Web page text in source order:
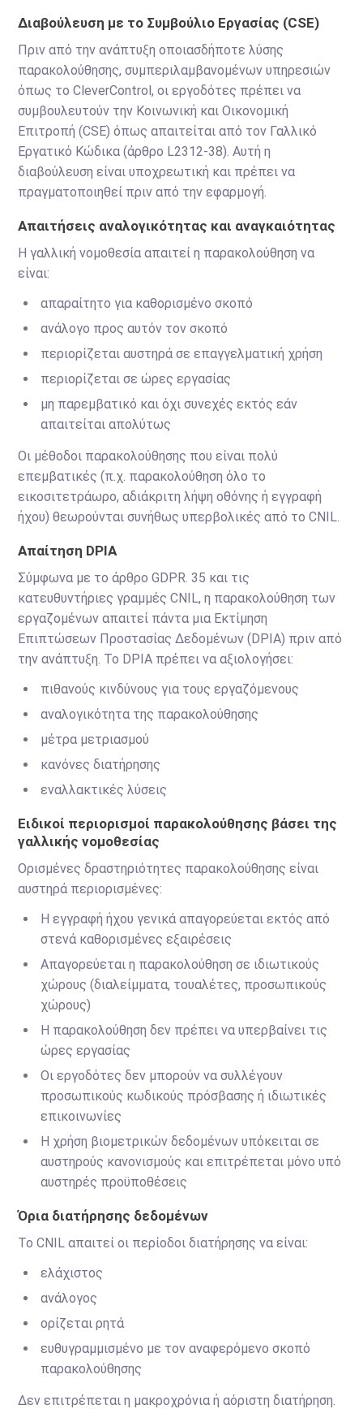
Διαβούλευση με το Συμβούλιο Εργασίας (CSE)
Πριν από την ανάπτυξη οποιασδήποτε λύσης
παρακολούθησης, συμπεριλαμβανομένων υπηρεσιών
όπως το CleverControl, οι εργοδότες πρέπει να
συμβουλευτούν την Κοινωνική και Οικονομική
Επιτροπή (CSE) όπως απαιτείται από τον Γαλλικό
Εργατικό Κώδικα (άρθρο L2312-38). Αυτή η
διαβούλευση είναι υποχρεωτική και πρέπει να
πραγματοποιηθεί πριν από την εφαρμογή.
Απαιτήσεις αναλογικότητας και αναγκαιότητας
Η γαλλική νομοθεσία απαιτεί η παρακολούθηση να
είναι:
απαραίτητο για καθορισμένο σκοπό
ανάλογο προς αυτόν τον σκοπό
περιορίζεται αυστηρά σε επαγγελματική χρήση
περιορίζεται σε ώρες εργασίας
μη παρεμβατικό και όχι συνεχές εκτός εάν
απαιτείται απολύτως
Οι μέθοδοι παρακολούθησης που είναι πολύ
επεμβατικές (π.χ. παρακολούθηση όλο το
εικοσιτετράωρο, αδιάκριτη λήψη οθόνης ή εγγραφή
ήχου) θεωρούνται συνήθως υπερβολικές από το CNIL.
Απαίτηση DPIA
Σύμφωνα με το άρθρο GDPR. 35 και τις
κατευθυντήριες γραμμές CNIL, η παρακολούθηση των
εργαζομένων απαιτεί πάντα μια Εκτίμηση
Επιπτώσεων Προστασίας Δεδομένων (DPIA) πριν από
την ανάπτυξη. Το DPIA πρέπει να αξιολογήσει:
πιθανούς κινδύνους για τους εργαζόμενους
αναλογικότητα της παρακολούθησης
μέτρα μετριασμού
κανόνες διατήρησης
εναλλακτικές λύσεις
Ειδικοί περιορισμοί παρακολούθησης βάσει της
γαλλικής νομοθεσίας
Ορισμένες δραστηριότητες παρακολούθησης είναι
αυστηρά περιορισμένες:
Η εγγραφή ήχου γενικά απαγορεύεται εκτός από
στενά καθορισμένες εξαιρέσεις
Απαγορεύεται η παρακολούθηση σε ιδιωτικούς
χώρους (διαλείμματα, τουαλέτες, προσωπικούς
χώρους)
Η παρακολούθηση δεν πρέπει να υπερβαίνει τις
ώρες εργασίας
Οι εργοδότες δεν μπορούν να συλλέγουν
προσωπικούς κωδικούς πρόσβασης ή ιδιωτικές
επικοινωνίες
Η χρήση βιομετρικών δεδομένων υπόκειται σε
αυστηρούς κανονισμούς και επιτρέπεται μόνο υπό
αυστηρές προϋποθέσεις
Όρια διατήρησης δεδομένων
Το CNIL απαιτεί οι περίοδοι διατήρησης να είναι:
ελάχιστος
ανάλογος
ορίζεται ρητά
ευθυγραμμισμένο με τον αναφερόμενο σκοπό
παρακολούθησης
Δεν επιτρέπεται η μακροχρόνια ή αόριστη διατήρηση.